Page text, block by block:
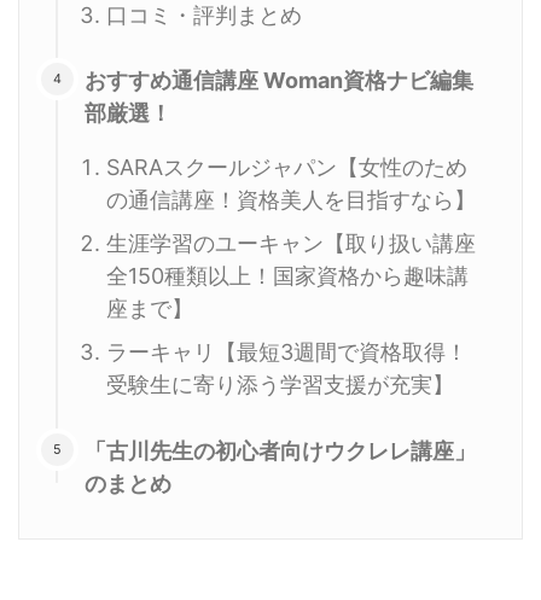
口コミ・評判まとめ
おすすめ通信講座 Woman資格ナビ編集
部厳選！
SARAスクールジャパン【女性のため
の通信講座！資格美人を目指すなら】
生涯学習のユーキャン【取り扱い講座
全150種類以上！国家資格から趣味講
座まで】
ラーキャリ【最短3週間で資格取得！
受験生に寄り添う学習支援が充実】
「古川先生の初心者向けウクレレ講座」
のまとめ